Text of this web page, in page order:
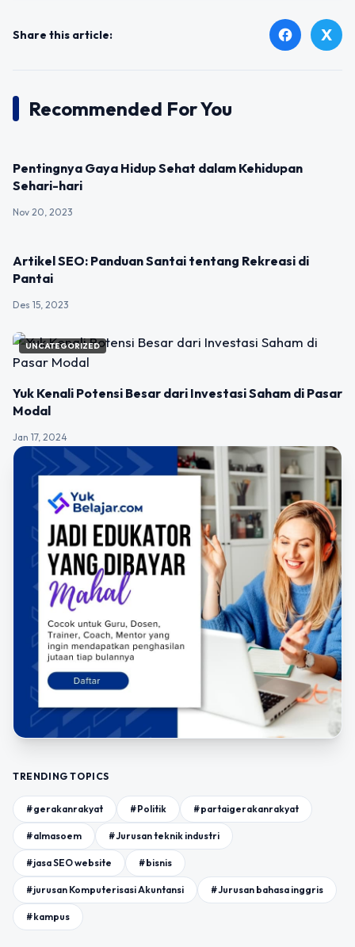
Share this article: facebook X
Recommended For You
Pentingnya Gaya Hidup Sehat dalam Kehidupan
Sehari-hari
Nov 20, 2023
Artikel SEO: Panduan Santai tentang Rekreasi di
Pantai
Des 15, 2023
UNCATEGORIZED
Yuk Kenali Potensi Besar dari Investasi Saham di Pasar
Modal
Jan 17, 2024
TRENDING TOPICS
#gerakanrakyat #Politik #partaigerakanrakyat
#almasoem #Jurusan teknik industri
#jasa SEO website #bisnis
#jurusan Komputerisasi Akuntansi #Jurusan bahasa inggris
#kampus